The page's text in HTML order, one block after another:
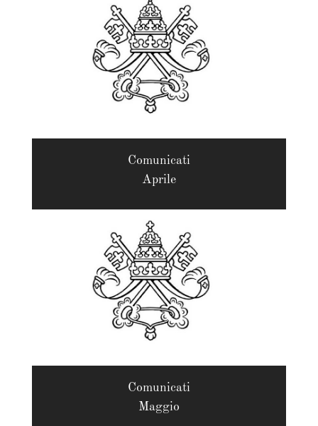
Comunicati
Aprile
Comunicati
Maggio